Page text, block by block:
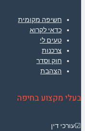
חשיפה מקומית
כדאי לקרוא
טעים לי
צרכנות
חוק וסדר
הצהבת
בעלי מקצוע בחיפה
☑עורכי דין